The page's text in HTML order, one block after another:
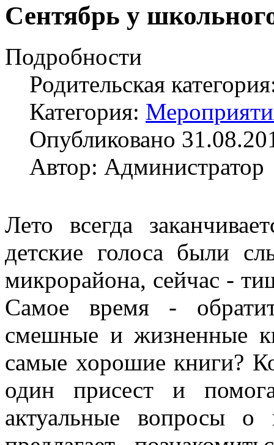
Сентябрь у
Подробности
Родительская
Категория:
Опубликовано
Автор: Администратор
Лето всегда
детские голоса были
микрорайона, сейчас -
Самое время -
смешные и жизненные
самые хорошие книги?
один присест и
актуальные вопросы о